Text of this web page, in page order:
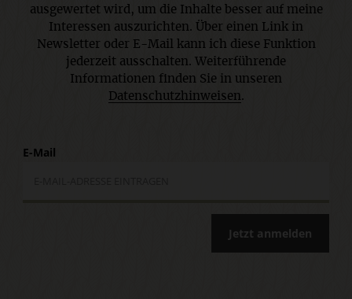
ausgewertet wird, um die Inhalte besser auf meine
Interessen auszurichten. Über einen Link in
Newsletter oder E-Mail kann ich diese Funktion
jederzeit ausschalten. Weiterführende
Informationen finden Sie in unseren
Datenschutzhinweisen.
E-Mail
Jetzt anmelden